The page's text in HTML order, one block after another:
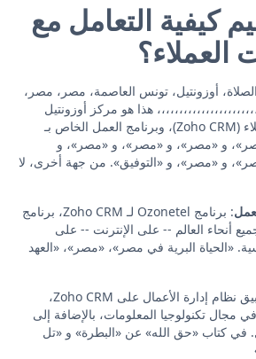
كيفية التعامل مع
العملاء؟
أوزونتيل، تونس العاصمة، مصر، مصر،
هذا هو مركز أوزونتيل
وزوهو لإدارة علاقات العملاء (Zoho CRM)، وبرنامج العمل الخاص بـ
و «مصر»، و «مصر»، و «مصر»، و
و «مصر»، و «التوفيق». من جهة أخرى، لا
: برنامج Ozonetel لـ Zoho CRM، برنامج
أنحاء العالم -- على الإنترنت -- على
«الحياة البرية في مصر»، «مصر»، «العهد
: تطبيق نظام إدارة الأعمال على Zoho CRM،
مجال تكنولوجيا المعلومات، بالإضافة إلى
في كتاب «حق الله» عن «البطرة» و «تل